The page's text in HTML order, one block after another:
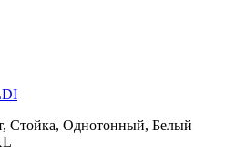
Стойка, Однотонный, Белый